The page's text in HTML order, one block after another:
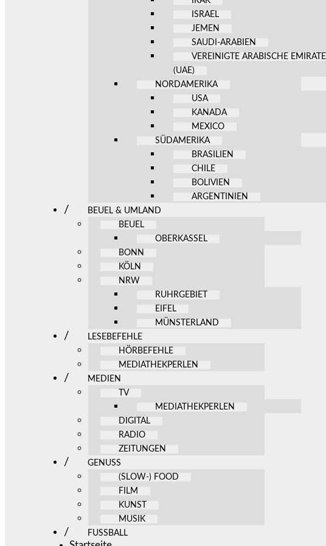
ISRAEL
JEMEN
SAUDI-ARABIEN
VEREINIGTE ARABISCHE EMIRATE
(UAE)
NORDAMERIKA
USA
KANADA
MEXICO
SÜDAMERIKA
BRASILIEN
CHILE
BOLIVIEN
ARGENTINIEN
BEUEL & UMLAND
BEUEL
OBERKASSEL
BONN
KÖLN
NRW
RUHRGEBIET
EIFEL
MÜNSTERLAND
LESEBEFEHLE
HÖRBEFEHLE
MEDIATHEKPERLEN
MEDIEN
TV
MEDIATHEKPERLEN
DIGITAL
RADIO
ZEITUNGEN
GENUSS
(SLOW-) FOOD
FILM
KUNST
MUSIK
FUSSBALL